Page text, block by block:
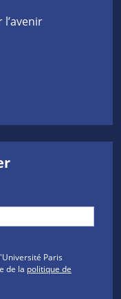
Paris
de la politique de